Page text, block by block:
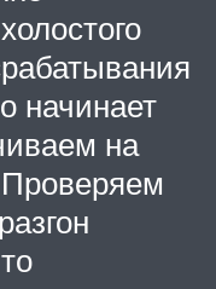
начинает
на
Проверяем